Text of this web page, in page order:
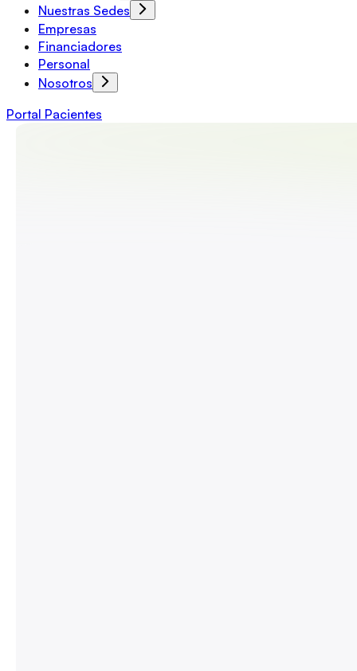
Nuestras Sedes
Empresas
Financiadores
Personal
Nosotros
Portal Pacientes